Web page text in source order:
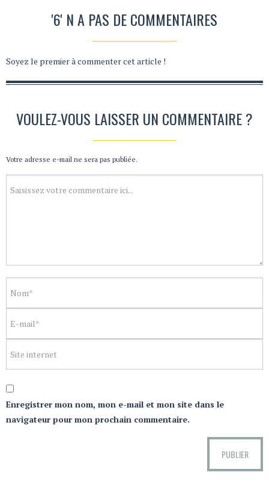
'6' N A PAS DE COMMENTAIRES
Soyez le premier à commenter cet article !
VOULEZ-VOUS LAISSER UN COMMENTAIRE ?
Votre adresse e-mail ne sera pas publiée.
Enregistrer mon nom, mon e-mail et mon site dans le
navigateur pour mon prochain commentaire.